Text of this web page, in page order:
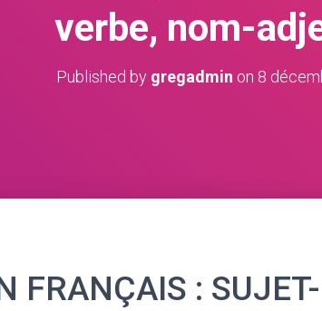
verbe, nom-
Published by gregadmin on 8
FRANÇAIS : SUJET-